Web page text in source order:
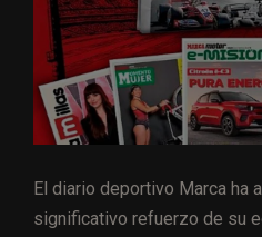
El diario deportivo Marca ha
significativo refuerzo de su